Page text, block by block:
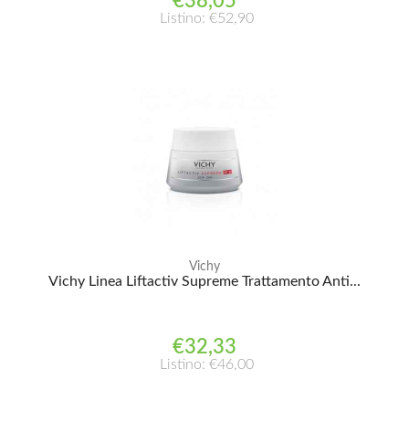
Listino: €52,90
Vichy
Vichy Linea Liftactiv Supreme Trattamento Anti...
€32,33
Listino: €46,00